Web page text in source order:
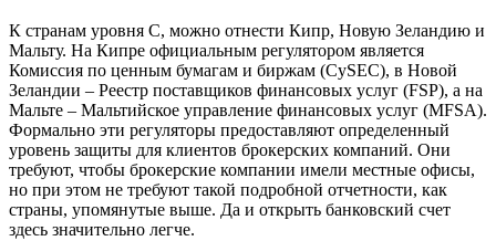
К странам уровня С, можно отнести Кипр, Новую Зеландию и
Мальту. На Кипре официальным регулятором является
Комиссия по ценным бумагам и биржам (CySEC), в Новой
Зеландии – Реестр поставщиков финансовых услуг (FSP), а на
Мальте – Мальтийское управление финансовых услуг (MFSA).
Формально эти регуляторы предоставляют определенный
уровень защиты для клиентов брокерских компаний. Они
требуют, чтобы брокерские компании имели местные офисы,
но при этом не требуют такой подробной отчетности, как
страны, упомянутые выше. Да и открыть банковский счет
здесь значительно легче.